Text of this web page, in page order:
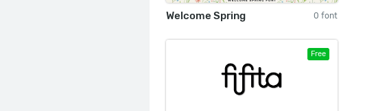
Welcome Spring 0 font
Free